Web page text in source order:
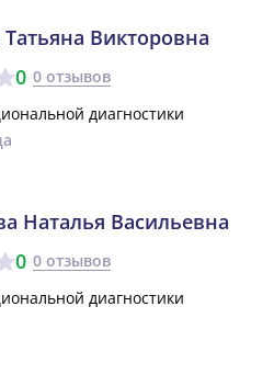
Викторовна
0 0 отзывов
диагностики
Наталья Васильевна
0 0 отзывов
диагностики